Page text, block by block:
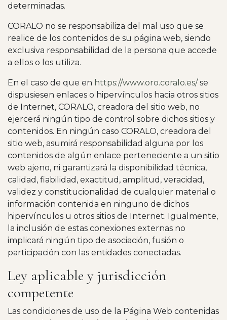
determinadas.
CORALO no se responsabiliza del mal uso que se
realice de los contenidos de su página web, siendo
exclusiva responsabilidad de la persona que accede
a ellos o los utiliza.
En el caso de que en https://www.oro.coralo.es/se
dispusiesen enlaces o hipervínculos hacia otros sitios
de Internet, CORALO, creadora del sitio web, no
ejercerá ningún tipo de control sobre dichos sitios y
contenidos. En ningún caso CORALO, creadora del
sitio web, asumirá responsabilidad alguna por los
contenidos de algún enlace perteneciente a un sitio
web ajeno, ni garantizará la disponibilidad técnica,
calidad, fiabilidad, exactitud, amplitud, veracidad,
validez y constitucionalidad de cualquier material o
información contenida en ninguno de dichos
hipervínculos u otros sitios de Internet. Igualmente,
la inclusión de estas conexiones externas no
implicará ningún tipo de asociación, fusión o
participación con las entidades conectadas.
Ley aplicable y jurisdicción
competente
Las condiciones de uso de la Página Web contenidas